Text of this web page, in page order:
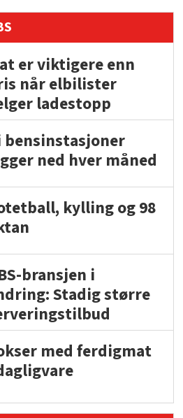
er viktigere enn
når elbilister
ladestopp
bensinstasjoner
ned hver måned
kylling og 98
bransjen i
Stadig større
med ferdigmat